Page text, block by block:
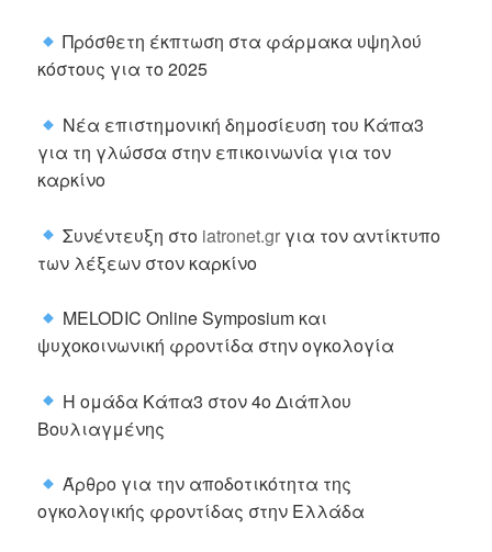
Πρόσθετη έκπτωση στα φάρμακα υψηλού
κόστους για το 2025
Νέα επιστημονική δημοσίευση του Κάπα3
για τη γλώσσα στην επικοινωνία για τον
καρκίνο
Συνέντευξη στο iatronet.grγια τον αντίκτυπο
των λέξεων στον καρκίνο
MELODIC Online Symposium και
ψυχοκοινωνική φροντίδα στην ογκολογία
Η ομάδα Κάπα3 στον 4ο Διάπλου
Βουλιαγμένης
Άρθρο για την αποδοτικότητα της
ογκολογικής φροντίδας στην Ελλάδα